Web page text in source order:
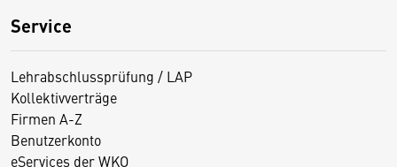
Service
Lehrabschlussprüfung / LAP
Kollektivverträge
Firmen A-Z
Benutzerkonto
eServices der WKO